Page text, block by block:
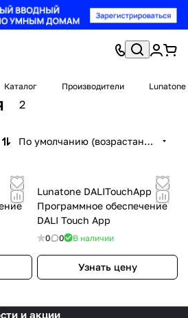
Каталог Производители Lunatone
2
По умолчанию (возрастание)
Lunatone DALITouchApp
Программное обеспечение
DALI Touch App
0 0 В наличии
Узнать цену
и акции